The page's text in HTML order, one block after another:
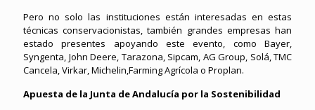
Pero no solo las instituciones están interesadas en estas
técnicas conservacionistas, también grandes empresas han
estado presentes apoyando este evento, como Bayer,
Syngenta, John Deere, Tarazona, Sipcam, AG Group, Solá, TMC
Cancela, Virkar, Michelin,Farming Agrícola o Proplan.
Apuesta de la Junta de Andalucía por la Sostenibilidad